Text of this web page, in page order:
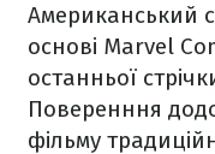
Американський
основі Marvel
останньої
Поверенння
фільму